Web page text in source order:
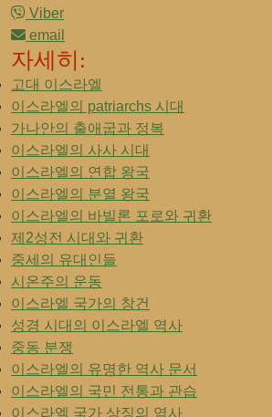
Viber
email
자세히:
고대 이스라엘
이스라엘의 patriarchs 시대
가나안의 출애굽과 정복
이스라엘의 사사 시대
이스라엘의 연합 왕국
이스라엘의 분열 왕국
이스라엘의 바빌론 포로와 귀환
제2성전 시대와 귀환
중세의 유대인들
시온주의 운동
이스라엘 국가의 창건
성경 시대의 이스라엘 역사
중동 분쟁
이스라엘의 유명한 역사 문서
이스라엘의 국민 전통과 관습
이스라엘 국가 상징의 역사